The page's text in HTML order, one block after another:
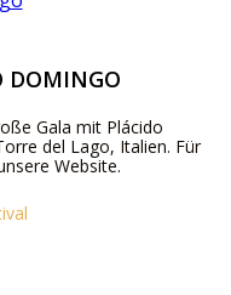
Gala mit Plácido
del Lago, Italien. Für
Website.